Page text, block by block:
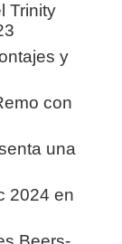
Trinity
y
con
una
2024 en